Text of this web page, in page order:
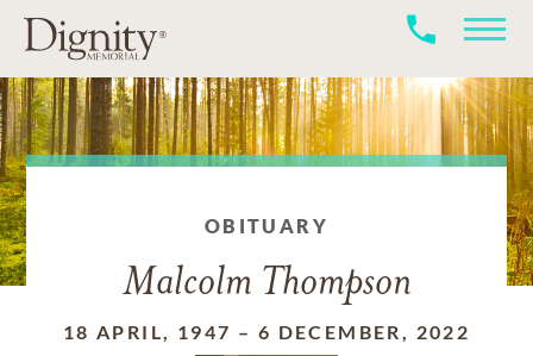
OBITUARY
Malcolm Thompson
18 APRIL, 1947 – 6 DECEMBER, 2022